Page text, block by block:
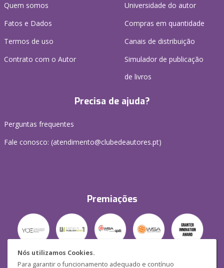
Nós utilizamos Cookies.
Para garantir o funcionamento adequado e contínuo
Quem somos
Fatos e Dados
Termos de uso
Contrato com o Autor
Universidade do autor
Compras em quantidade
Canais de distribuição
Simulador de publicação
de livros
Precisa de ajuda?
Perguntas frequentes
Fale conosco: (atendimento@clubedeautores.pt)
Premiações